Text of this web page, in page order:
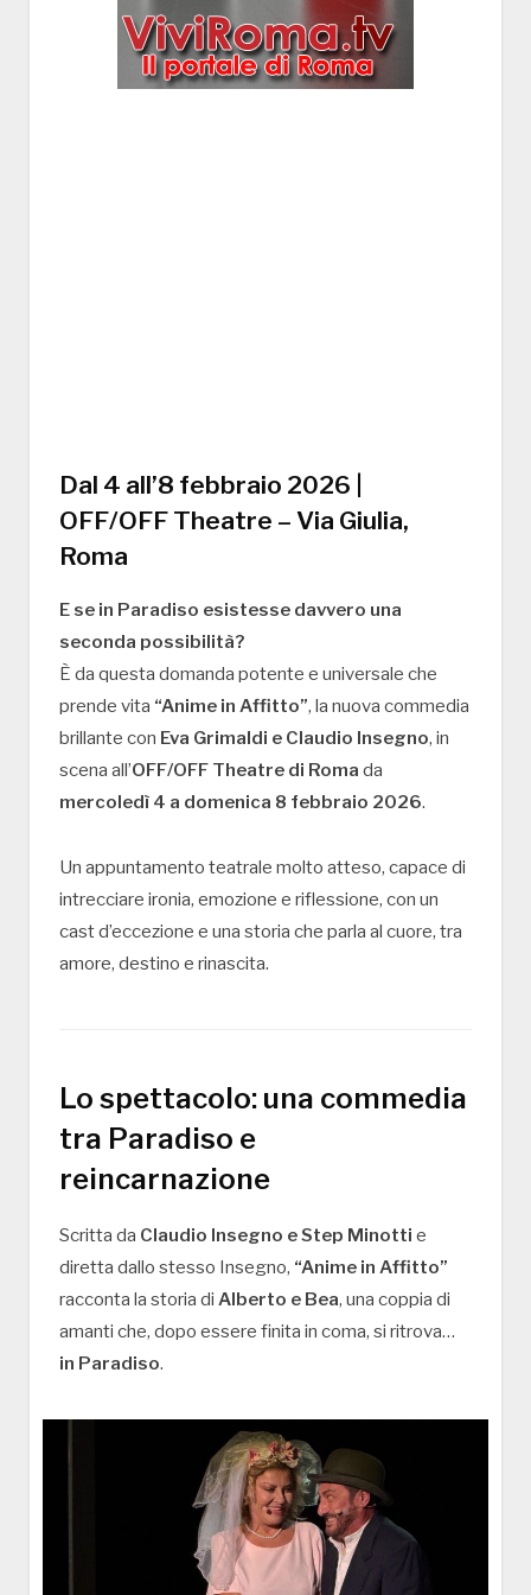
Dal 4 all’8 febbraio 2026 |
OFF/OFF Theatre – Via Giulia,
Roma
E se in Paradiso esistesse davvero una
seconda possibilità?
È da questa domanda potente e universale che
prende vita “Anime in Affitto”, la nuova commedia
brillante con Eva Grimaldi e Claudio Insegno, in
scena all’OFF/OFF Theatre di Roma da
mercoledì 4 a domenica 8 febbraio 2026.
Un appuntamento teatrale molto atteso, capace di
intrecciare ironia, emozione e riflessione, con un
cast d’eccezione e una storia che parla al cuore, tra
amore, destino e rinascita.
Lo spettacolo: una commedia
tra Paradiso e
reincarnazione
Scritta da Claudio Insegno e Step Minotti e
diretta dallo stesso Insegno, “Anime in Affitto”
racconta la storia di Alberto e Bea, una coppia di
amanti che, dopo essere finita in coma, si ritrova…
in Paradiso.